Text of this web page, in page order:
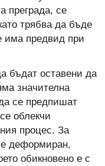
преграда, се
трябва да бъде
има предвид при
бъдат оставени да
значителна
се предпишат
облекчи
процес. За
е деформиран,
обикновено е с